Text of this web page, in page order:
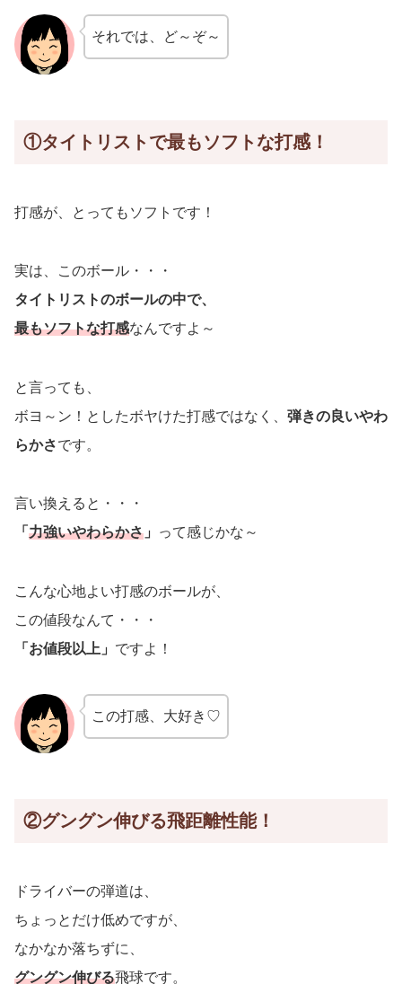
それでは、ど～ぞ～
①タイトリストで最もソフトな打感！
打感が、とってもソフトです！
実は、このボール・・・
タイトリストのボールの中で、
最もソフトな打感なんですよ～
と言っても、
ボヨ～ン！としたボヤけた打感ではなく、 弾きの良いやわ
らかさです。
言い換えると・・・
「 力強いやわらかさ 」 って感じかな～
こんな心地よい打感のボールが、
この値段なんて・・・
「お値段以上」 ですよ！
この打感、大好き♡
②グングン伸びる飛距離性能！
ドライバーの弾道は、
ちょっとだけ低めですが、
なかなか落ちずに、
グングン伸びる飛球です。